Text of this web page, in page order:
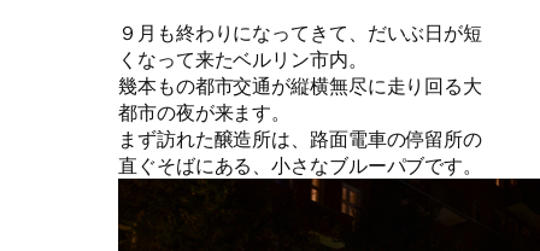
９月も終わりになってきて、だいぶ日が短
くなって来たベルリン市内。
幾本もの都市交通が縦横無尽に走り回る大
都市の夜が来ます。
まず訪れた醸造所は、路面電車の停留所の
直ぐそばにある、小さなブルーパブです。